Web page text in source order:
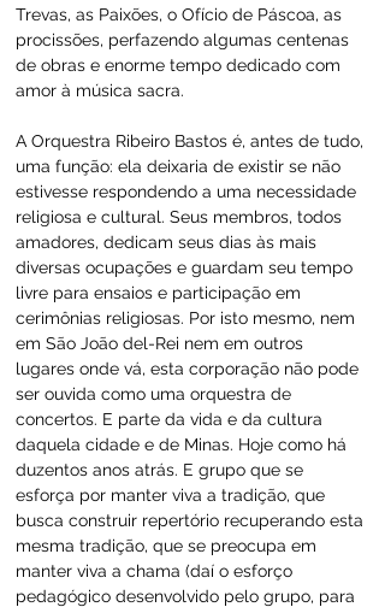
Trevas, as Paixões, o Ofício de Páscoa, as
procissões, perfazendo algumas centenas
de obras e enorme tempo dedicado com
amor à música sacra.
A Orquestra Ribeiro Bastos é, antes de tudo,
uma função: ela deixaria de existir se não
estivesse respondendo a uma necessidade
religiosa e cultural. Seus membros, todos
amadores, dedicam seus dias às mais
diversas ocupações e guardam seu tempo
livre para ensaios e participação em
cerimônias religiosas. Por isto mesmo, nem
em São João del-Rei nem em outros
lugares onde vá, esta corporação não pode
ser ouvida como uma orquestra de
concertos. E parte da vida e da cultura
daquela cidade e de Minas. Hoje como há
duzentos anos atrás. E grupo que se
esforça por manter viva a tradição, que
busca construir repertório recuperando esta
mesma tradição, que se preocupa em
manter viva a chama (daí o esforço
pedagógico desenvolvido pelo grupo, para